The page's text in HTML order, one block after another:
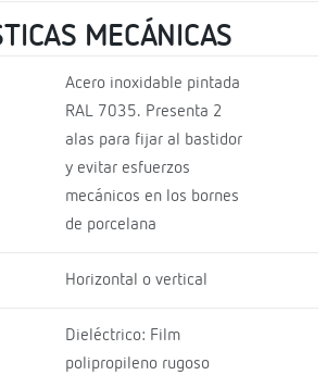
MECÁNICAS
Acero inoxidable pintada
RAL 7035. Presenta 2
alas para fijar al bastidor
y evitar esfuerzos
mecánicos en los bornes
de porcelana
Horizontal o vertical
Dieléctrico: Film
polipropileno rugoso